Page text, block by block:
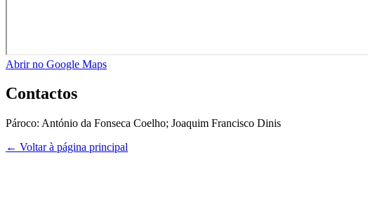
Abrir no Google Maps
Contactos
Pároco: António da Fonseca Coelho; Joaquim Francisco Dinis
← Voltar à página principal